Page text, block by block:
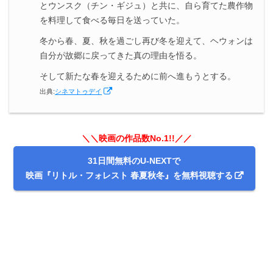
とウンスク（チン・ギジュ）と共に、自ら育てた農作物
を料理して食べる毎日を送っていた。
冬から春、夏、秋を過ごし再び冬を迎えて、ヘウォンは
自分が故郷に戻ってきた真の理由を悟る。
そして新たな春を迎えるために前へ進もうとする。
出典:シネマトゥデイ
＼＼映画の作品数No.1!!／／
31日間無料のU-NEXTで
映画『リトル・フォレスト 春夏秋冬』を無料視聴する